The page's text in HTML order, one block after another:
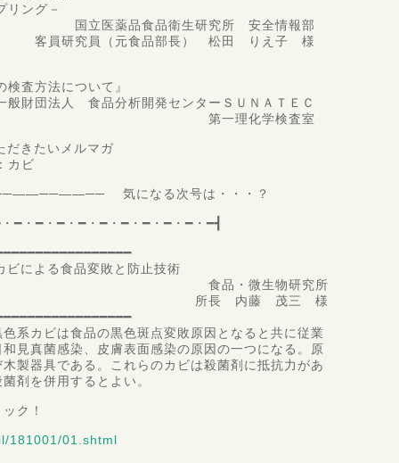
グ－
品衛生研究所 安全情報部
食品部長） 松田 りえ子 様
方法について』
分析開発センターＳＵＮＡＴＥＣ
化学検査室
だきたいメルマガ
ビ
気になる次号は・・・？
━・━・━・━・━・━・━・━・━・━┫
による食品変敗と防止技術
生物研究所
藤 茂三 様
系カビは食品の黒色斑点変敗原因となると共に従業
見真菌感染、皮膚表面感染の原因の一つになる。原
製器具である。これらのカビは殺菌剤に抵抗力があ
剤を併用するとよい。
ク！
181001/01.shtml